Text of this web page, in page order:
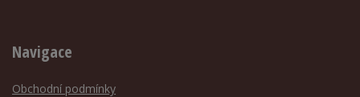
Navigace
Obchodní podmínky